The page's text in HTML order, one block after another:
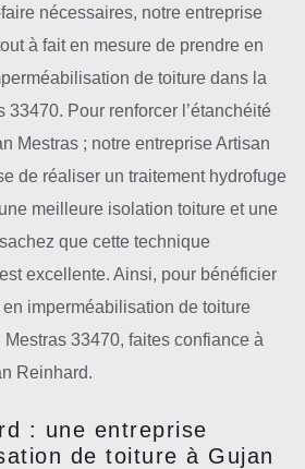
nécessaires, notre entreprise
à fait en mesure de prendre en
de toiture dans la
33470. Pour renforcer l’étanchéité
Mestras ; notre entreprise Artisan
de réaliser un traitement hydrofuge
meilleure isolation toiture et une
que cette technique
excellente. Ainsi, pour bénéficier
imperméabilisation de toiture
33470, faites confiance à
Reinhard.
: une entreprise
de toiture à Gujan